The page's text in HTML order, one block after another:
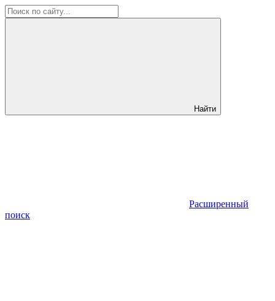
Найти
Расширенный
поиск